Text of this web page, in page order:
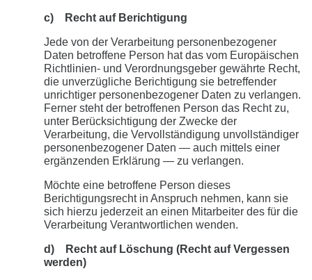
c) Recht auf Berichtigung
Jede von der Verarbeitung personenbezogener
Daten betroffene Person hat das vom Europäischen
Richtlinien- und Verordnungsgeber gewährte Recht,
die unverzügliche Berichtigung sie betreffender
unrichtiger personenbezogener Daten zu verlangen.
Ferner steht der betroffenen Person das Recht zu,
unter Berücksichtigung der Zwecke der
Verarbeitung, die Vervollständigung unvollständiger
personenbezogener Daten — auch mittels einer
ergänzenden Erklärung — zu verlangen.
Möchte eine betroffene Person dieses
Berichtigungsrecht in Anspruch nehmen, kann sie
sich hierzu jederzeit an einen Mitarbeiter des für die
Verarbeitung Verantwortlichen wenden.
d) Recht auf Löschung (Recht auf Vergessen
werden)